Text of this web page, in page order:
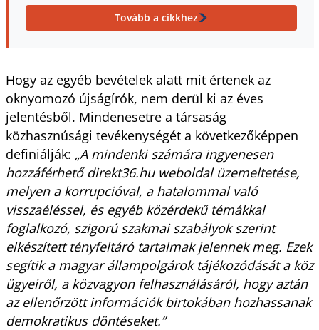
Tovább a cikkhez
Hogy az egyéb bevételek alatt mit értenek az
oknyomozó újságírók, nem derül ki az éves
jelentésből. Mindenesetre a társaság
közhasznúsági tevékenységét a következőképpen
definiálják: „A mindenki számára ingyenesen
hozzáférhető direkt36.hu weboldal üzemeltetése,
melyen a korrupcióval, a hatalommal való
visszaéléssel, és egyéb közérdekű témákkal
foglalkozó, szigorú szakmai szabályok szerint
elkészített tényfeltáró tartalmak jelennek meg. Ezek
segítik a magyar állampolgárok tájékozódását a köz
ügyeiről, a közvagyon felhasználásáról, hogy aztán
az ellenőrzött információk birtokában hozhassanak
demokratikus döntéseket.”